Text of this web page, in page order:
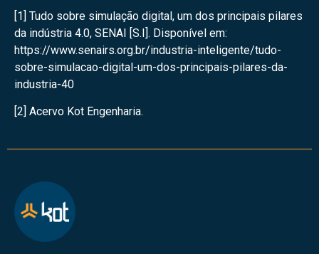
[1] Tudo sobre simulação digital, um dos principais pilares
da indústria 4.0, SENAI [S.I]. Disponível em:
https://www.senairs.org.br/industria-inteligente/tudo-
sobre-simulacao-digital-um-dos-principais-pilares-da-
industria-40
[2] Acervo Kot Engenharia.